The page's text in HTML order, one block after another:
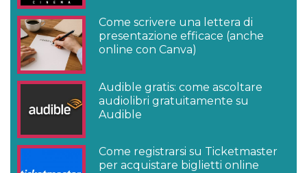
Come scrivere una lettera di
presentazione efficace (anche
online con Canva)
Audible gratis: come ascoltare
audiolibri gratuitamente su
Audible
Come registrarsi su Ticketmaster
per acquistare biglietti online